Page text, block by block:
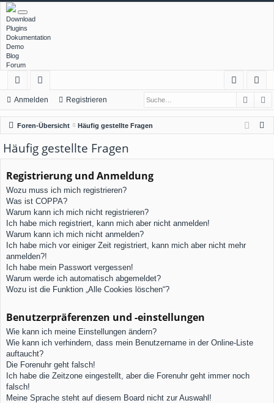
Download
Plugins
Dokumentation
Demo
Blog
Forum
ch
ne
llz
ug
rif
f
or
en
m
el
de
ist
rie
re
Anmelden Registrieren
Foren-Übersicht Häufig gestellte Fragen
Häufig gestellte Fragen
Registrierung und Anmeldung
Wozu muss ich mich registrieren?
Was ist COPPA?
Warum kann ich mich nicht registrieren?
Ich habe mich registriert, kann mich aber nicht anmelden!
Warum kann ich mich nicht anmelden?
Ich habe mich vor einiger Zeit registriert, kann mich aber nicht mehr
anmelden?!
Ich habe mein Passwort vergessen!
Warum werde ich automatisch abgemeldet?
Wozu ist die Funktion „Alle Cookies löschen“?
Benutzerpräferenzen und -einstellungen
Wie kann ich meine Einstellungen ändern?
Wie kann ich verhindern, dass mein Benutzername in der Online-Liste
auftaucht?
Die Forenuhr geht falsch!
Ich habe die Zeitzone eingestellt, aber die Forenuhr geht immer noch
falsch!
Meine Sprache steht auf diesem Board nicht zur Auswahl!